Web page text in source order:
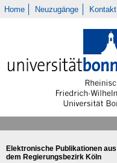
Home Neuzugänge Kontakt
Elektronische Publikationen aus
dem Regierungsbezirk Köln